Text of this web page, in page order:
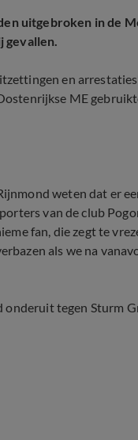
uitgebroken in de
gevallen.
en
ME
weten dat er
van de club
fan, die zegt te
als we na
onderuit tegen Sturm